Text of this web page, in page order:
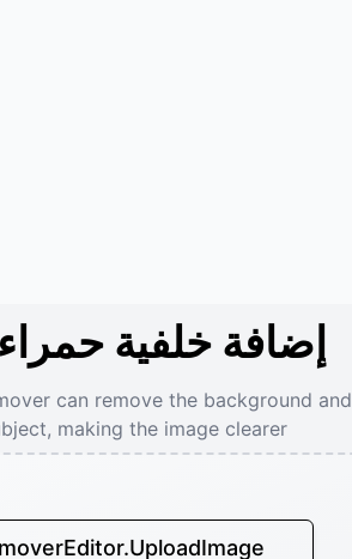
إضافة خلفية
can remove the background and
making the image clearer